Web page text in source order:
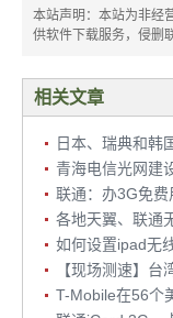
本站声明：本站为非经
供软件下载服务，侵删
相关文章
日本、瑞典和韩
青海电信光网建
联通：办3G免
各地天翼、联通
如何设置ipad无